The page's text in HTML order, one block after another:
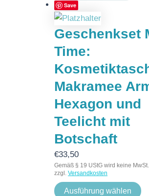
Save
Geschenkset
Time:
Makramee
Hexagon und
Teelicht mit
Botschaft
€33,50
Gemäß § 19 UStG wird keine
zzgl. Versandkosten
Ausführung wählen